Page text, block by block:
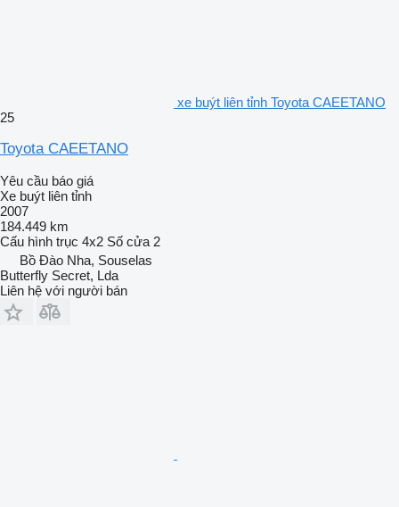
xe buýt liên tỉnh Toyota CAEETANO
25
Toyota CAEETANO
Yêu cầu báo giá
Xe buýt liên tỉnh
2007
184.449 km
Cấu hình trục 4x2 Số cửa 2
Bồ Đào Nha, Souselas
Butterfly Secret, Lda
Liên hệ với người bán